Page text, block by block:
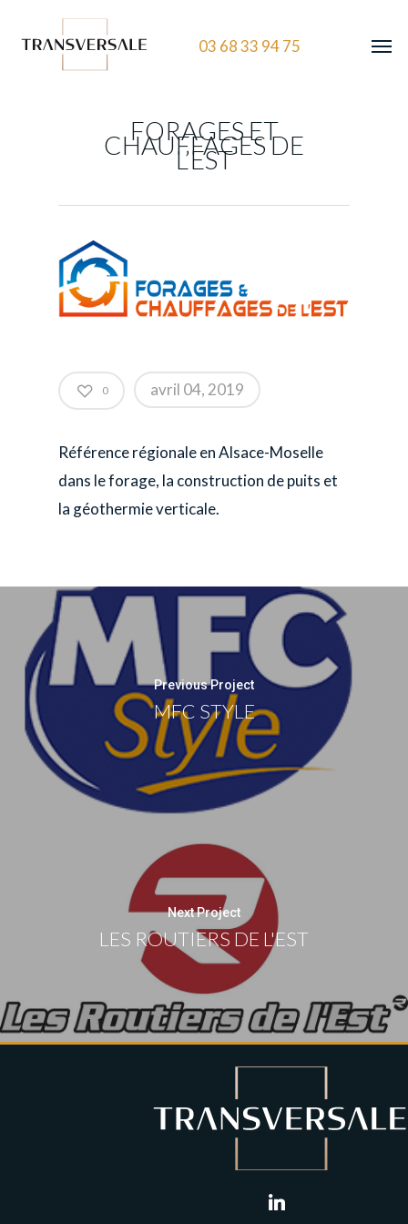
03 68 33 94 75
FORAGES ET
CHAUFFAGES DE
L’EST
0 avril 04, 2019
Référence régionale en Alsace-Moselle
dans le forage, la construction de puits et
la géothermie verticale.
Previous Project
MFC STYLE
Next Project
LES ROUTIERS DE L'EST
linkedin